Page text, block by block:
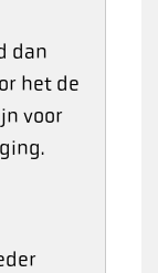
dan
het de
voor